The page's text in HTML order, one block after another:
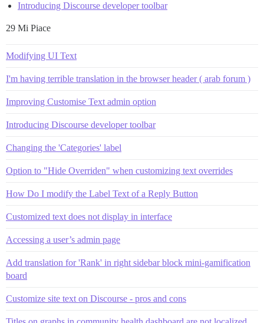
Introducing Discourse developer toolbar
29 Mi Piace
Modifying UI Text
I'm having terrible translation in the browser header ( arab forum )
Improving Customise Text admin option
Introducing Discourse developer toolbar
Changing the 'Categories' label
Option to "Hide Overriden" when customizing text overrides
How Do I modify the Label Text of a Reply Button
Customized text does not display in interface
Accessing a user’s admin page
Add translation for 'Rank' in right sidebar block mini-gamification
board
Customize site text on Discourse - pros and cons